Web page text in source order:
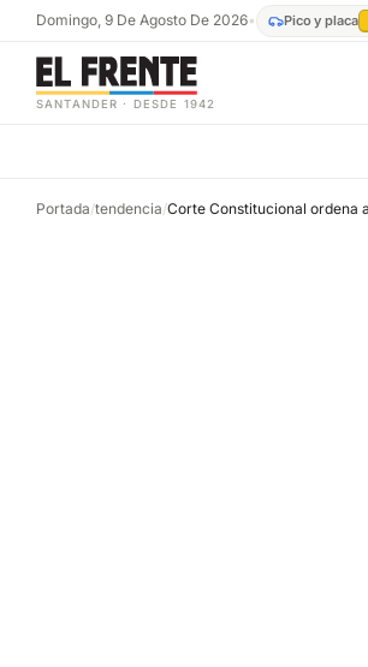
Domingo, 9 De Agosto De 2026• Pico y placa
SANTANDER · DESDE 1942
Portada/tendencia/